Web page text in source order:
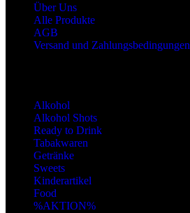
Über Uns
Alle Produkte
AGB
Versand und Zahlungsbedingungen
Alkohol
Alkohol Shots
Ready to Drink
Tabakwaren
Getränke
Sweets
Kinderartikel
Food
%AKTION%